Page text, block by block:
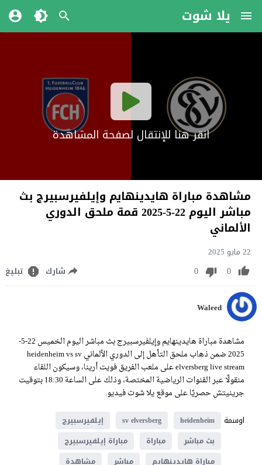
يلا شوت
انقر هنا للإنتقال لصفحة المشاهدة
مشاهدة مباراة هايدينهايم وإيلفيرسبيرج بث
مباشر اليوم 22-5-2025 قمة ملحق الدوري
الألماني
22 مايو 2025
0
0 شارك تبليغ
Waleed
مشاهدة مباراة هايدينهايم وإيلفيرسبيرج بث مباشر اليوم الخميس 22-5-
2025 ضمن ذهاب ملحق التأهل إلى الدوري الألماني heidenheim vs sv
elversberg live stream على ملعب الفريق فويت أرينا، وسيكون اللقاء
منقولًا عبر القنوات الرياضية المختصة، وذلك على الساعة 18:30 بتوقيت
جرينيتش حصريًا على موقع يلا شوت فيديو.
اوسمة
heidenheim
sv elversberg
إيلفيرسبيرج
بث مباشر
مباراة
مباراة إيلفيرسبيرج
مباراة هايدينهايم
مباشر
مشاهدة